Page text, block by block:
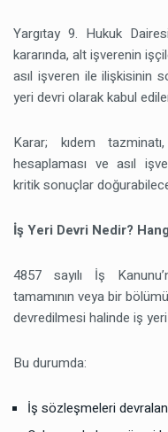
Yargıtay 9. Hukuk
kararında, alt işverenin
asıl işveren ile ilişkisinin
yeri devri olarak kabul
Karar; kıdem
hesaplaması ve asıl
kritik sonuçlar
İş Yeri Devri Nedir?
4857 sayılı İş
tamamının veya bir
devredilmesi halinde iş
Bu durumda:
İş sözleşmeleri